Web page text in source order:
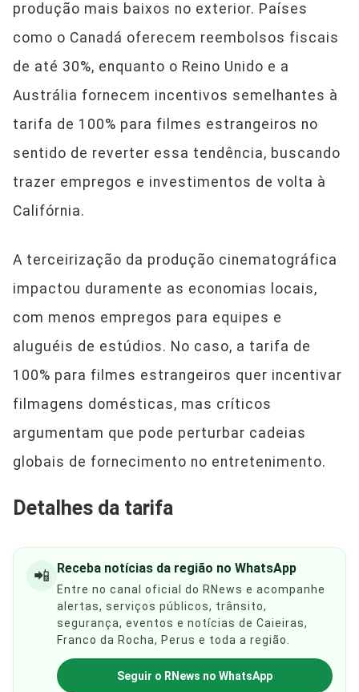
produção mais baixos no exterior. Países
como o Canadá oferecem reembolsos fiscais
de até 30%, enquanto o Reino Unido e a
Austrália fornecem incentivos semelhantes à
tarifa de 100% para filmes estrangeiros no
sentido de reverter essa tendência, buscando
trazer empregos e investimentos de volta à
Califórnia.
A terceirização da produção cinematográfica
impactou duramente as economias locais,
com menos empregos para equipes e
aluguéis de estúdios. No caso, a tarifa de
100% para filmes estrangeiros quer incentivar
filmagens domésticas, mas críticos
argumentam que pode perturbar cadeias
globais de fornecimento no entretenimento.
Detalhes da tarifa
📲 Receba notícias da região no WhatsApp
Entre no canal oficial do RNews e acompanhe
alertas, serviços públicos, trânsito,
segurança, eventos e notícias de Caieiras,
Franco da Rocha, Perus e toda a região.
Seguir o RNews no WhatsApp